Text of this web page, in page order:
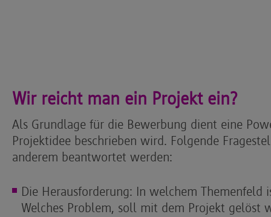
Wir reicht man ein Projekt ein?
Als Grundlage für die Bewerbung dient eine
Projektidee beschrieben wird. Folgende
anderem beantwortet werden:
Die Herausforderung: In welchem Themenfeld
Welches Problem, soll mit dem Projekt gelöst